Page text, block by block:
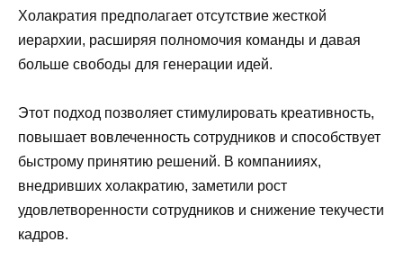
Холакратия предполагает отсутствие жесткой
иерархии, расширяя полномочия команды и давая
больше свободы для генерации идей.
Этот подход позволяет стимулировать креативность,
повышает вовлеченность сотрудников и способствует
быстрому принятию решений. В компанииях,
внедривших холакратию, заметили рост
удовлетворенности сотрудников и снижение текучести
кадров.